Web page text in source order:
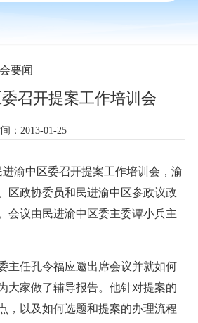
要闻
召开提案工作培训会
：2013-01-25
进渝中区委召开提案工作培训会，渝
区政协委员和民进渝中区参政议政
会议由民进渝中区委主委谭小兵主
主任孔令福应邀出席会议并就如何
大家做了辅导报告。他针对提案的
，以及如何选题和提案的办理流程